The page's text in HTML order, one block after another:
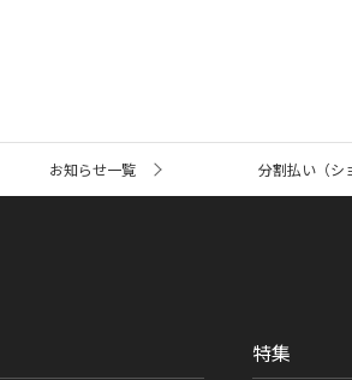
お知らせ一覧 分割払い（シ
特集